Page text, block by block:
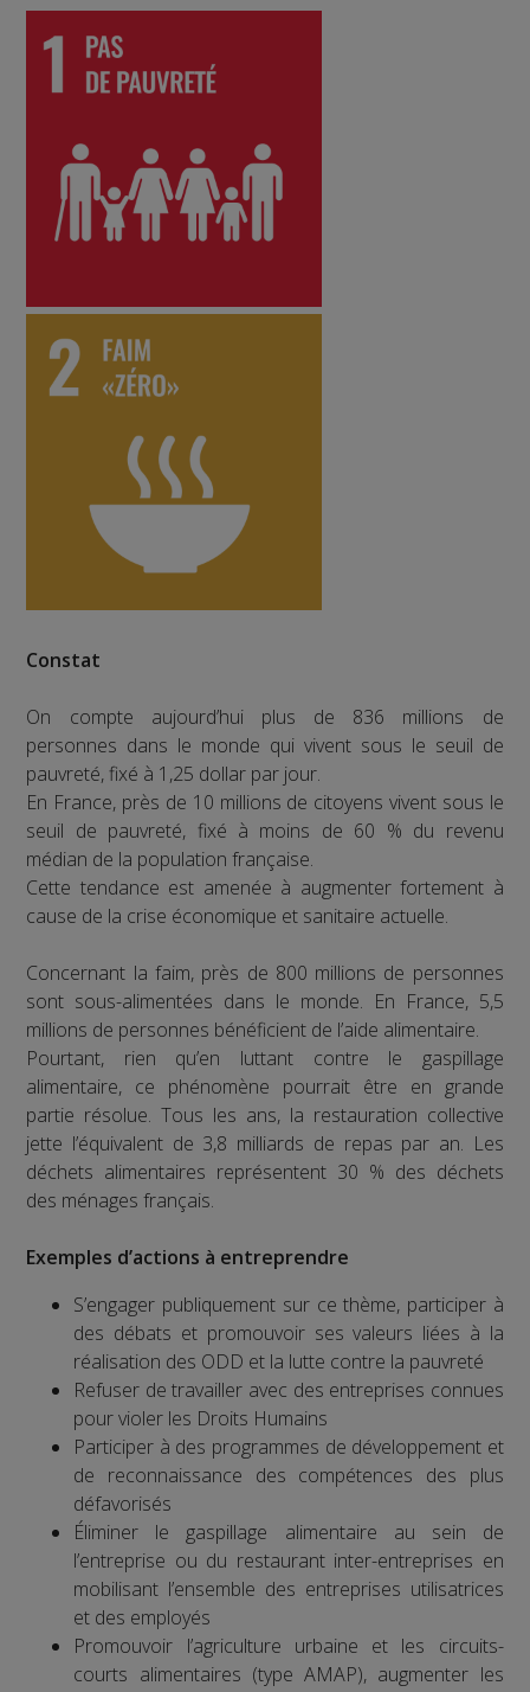
Constat
On compte aujourd’hui plus de 836 millions de
personnes dans le monde qui vivent sous le seuil de
pauvreté, fixé à 1,25 dollar par jour.
En France, près de 10 millions de citoyens vivent sous le
seuil de pauvreté, fixé à moins de 60 % du revenu
médian de la population française.
Cette tendance est amenée à augmenter fortement à
cause de la crise économique et sanitaire actuelle.
Concernant la faim, près de 800 millions de personnes
sont sous-alimentées dans le monde. En France, 5,5
millions de personnes bénéficient de l’aide alimentaire.
Pourtant, rien qu’en luttant contre le gaspillage
alimentaire, ce phénomène pourrait être en grande
partie résolue. Tous les ans, la restauration collective
jette l’équivalent de 3,8 milliards de repas par an. Les
déchets alimentaires représentent 30 % des déchets
des ménages français.
Exemples d’actions à entreprendre
S’engager publiquement sur ce thème, participer à
des débats et promouvoir ses valeurs liées à la
réalisation des ODD et la lutte contre la pauvreté
Refuser de travailler avec des entreprises connues
pour violer les Droits Humains
Participer à des programmes de développement et
de reconnaissance des compétences des plus
défavorisés
Éliminer le gaspillage alimentaire au sein de
l’entreprise ou du restaurant inter-entreprises en
mobilisant l’ensemble des entreprises utilisatrices
et des employés
Promouvoir l’agriculture urbaine et les circuits-
courts alimentaires (type AMAP), augmenter les